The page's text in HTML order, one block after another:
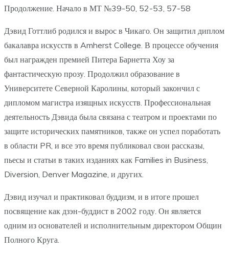
Продолжение. Начало в МТ №39-50, 52-53, 57-58
Дэвид Готтлиб родился и вырос в Чикаго. Он защитил диплом
бакалавра искусств в Amherst College. В процессе обучения
был награжден премией Питера Барнетта Хоу за
фантастическую прозу. Продолжил образование в
Университете Северной Каролины, который закончил с
дипломом магистра изящных искусств. Профессиональная
деятельность Дэвида была связана с театром и проектами по
защите исторических памятников, также он успел поработать
в области PR, и все это время публиковал свои рассказы,
пьесы и статьи в таких изданиях как Families in Business,
Diversion, Denver Magazine, и других.
Дэвид изучал и практиковал буддизм, и в итоге прошел
посвящение как дзэн-буддист в 2002 году. Он является
одним из основателей и исполнительным директором Общин
Полного Круга.